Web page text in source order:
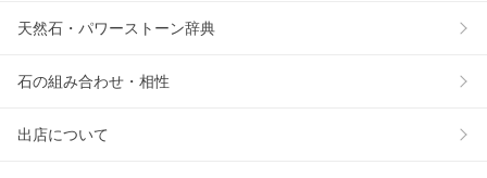
天然石・パワーストーン辞典
石の組み合わせ・相性
出店について